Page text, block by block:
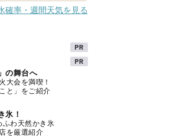
確率・週間天気を見る
の舞台へ
大会を満喫！
と」をご紹介
氷！
ふわ天然かき氷
を厳選紹介